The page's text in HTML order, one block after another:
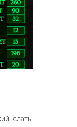
слать